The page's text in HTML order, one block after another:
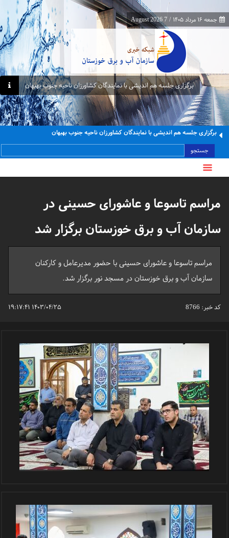
جمعه ۱۶ مرداد ۱۴۰۵ /
7 August 2026
برگزاری جلسه هم اندیشی با نمایندگان کشاورزان ناحیه جنوب بهبهان
برگزاری جلسه هم اندیشی با نمایندگان کشاورزان ناحیه جنوب بهبهان
جستجو
مراسم تاسوعا و عاشورای حسینی در
سازمان آب و برق خوزستان برگزار شد
مراسم تاسوعا و عاشورای حسینی با حضور مدیرعامل و کارکنان
سازمان آب و برق خوزستان در مسجد نور برگزار شد.
۱۴۰۳/۰۴/۲۵ ۱۹:۱۷:۴۱ کد خبر: 8766